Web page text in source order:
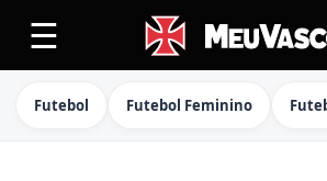
☰
Futebol Futebol Feminino